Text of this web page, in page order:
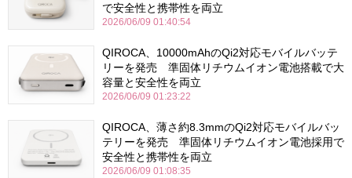
で安全性と携帯性を両立
2026/06/09 01:40:54
QIROCA、10000mAhのQi2対応モバイルバッテ
リーを発売 準固体リチウムイオン電池搭載で大
容量と安全性を両立
2026/06/09 01:23:22
QIROCA、薄さ約8.3mmのQi2対応モバイルバッ
テリーを発売 準固体リチウムイオン電池採用で
安全性と携帯性を両立
2026/06/09 01:08:35